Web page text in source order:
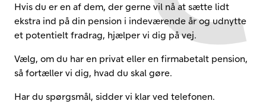
Hvis du er en af dem, der gerne vil nå at sætte lidt
ekstra ind på din pension i indeværende år og udnytte
et potentielt fradrag, hjælper vi dig på vej.
Vælg, om du har en privat eller en firmabetalt pension,
så fortæller vi dig, hvad du skal gøre.
Har du spørgsmål, sidder vi klar ved telefonen.